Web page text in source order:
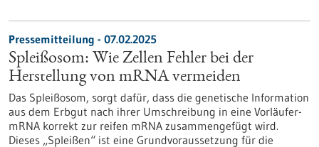
Pressemitteilung - 07.02.2025
Spleißosom: Wie Zellen Fehler bei der
Herstellung von mRNA vermeiden
Das Spleißosom, sorgt dafür, dass die genetische Information
aus dem Erbgut nach ihrer Umschreibung in eine Vorläufer-
mRNA korrekt zur reifen mRNA zusammengefügt wird.
Dieses „Spleißen“ ist eine Grundvoraussetzung für die